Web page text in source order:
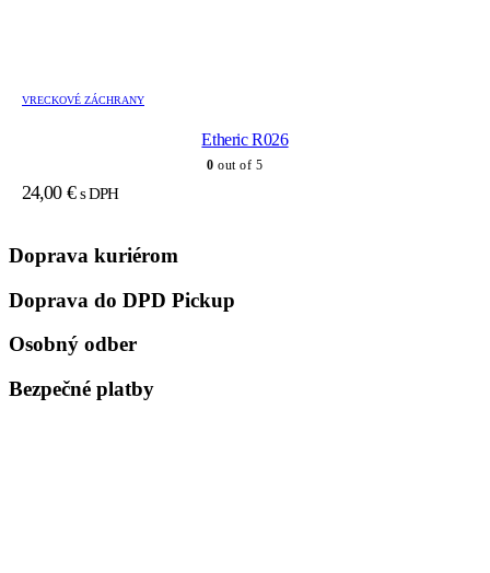
VRECKOVÉ ZÁCHRANY
Etheric R026
0 out of 5
24,00 € s DPH
Doprava kuriérom
Doprava do DPD Pickup
Osobný odber
Bezpečné platby